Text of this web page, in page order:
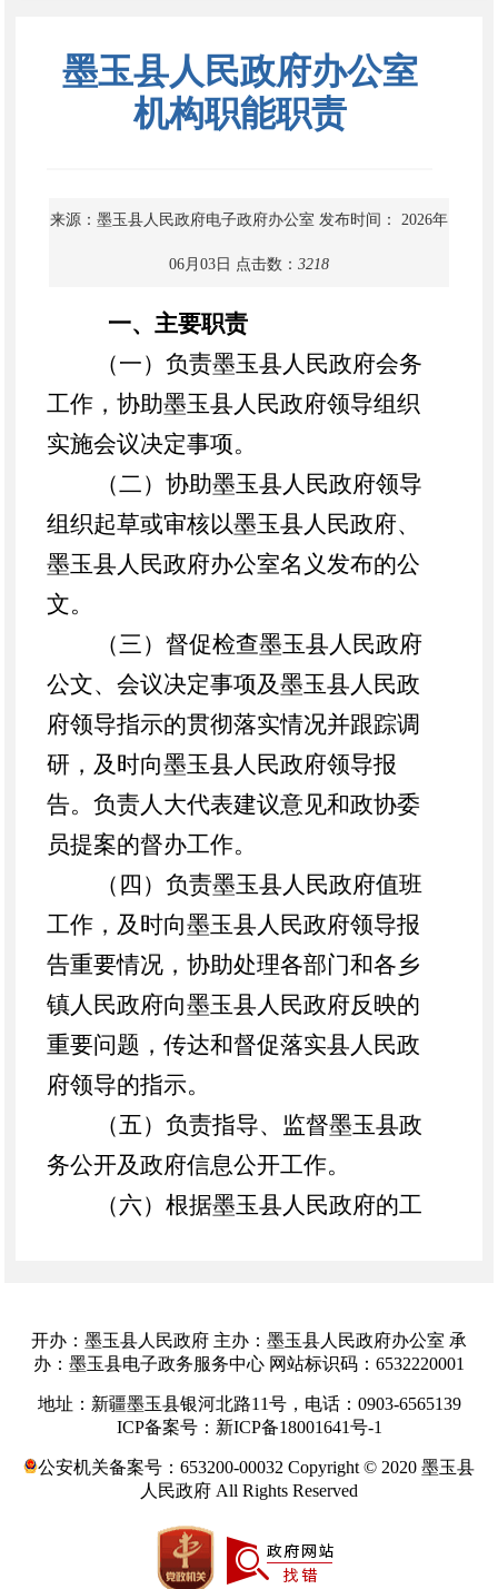
墨玉县人民政府办公室
机构职能职责
来源：墨玉县人民政府电子政府办公室 发布时间： 2026年
06月03日 点击数： 3218
一、主要职责
（一）负责墨玉县人民政府会务
工作，协助墨玉县人民政府领导组织
实施会议决定事项。
（二）协助墨玉县人民政府领导
组织起草或审核以墨玉县人民政府、
墨玉县人民政府办公室名义发布的公
文。
（三）督促检查墨玉县人民政府
公文、会议决定事项及墨玉县人民政
府领导指示的贯彻落实情况并跟踪调
研，及时向墨玉县人民政府领导报
告。负责人大代表建议意见和政协委
员提案的督办工作。
（四）负责墨玉县人民政府值班
工作，及时向墨玉县人民政府领导报
告重要情况，协助处理各部门和各乡
镇人民政府向墨玉县人民政府反映的
重要问题，传达和督促落实县人民政
府领导的指示。
（五）负责指导、监督墨玉县政
务公开及政府信息公开工作。
（六）根据墨玉县人民政府的工
提出建议。
（七）负责推进、指导、协调墨
玉县政府系统电子政务工作。
（八）负责墨玉县人民政府驻外
办事机构的管理。
（九）承办墨玉县人民政府及上
级业务主管部门交办的其他事项。
开办：墨玉县人民政府 主办：墨玉县人民政府办公室 承
办：墨玉县电子政务服务中心 网站标识码：6532220001
地址：新疆墨玉县银河北路11号，电话：0903-6565139
ICP备案号：新ICP备18001641号-1
公安机关备案号：653200-00032 Copyright © 2020 墨玉县
人民政府 All Rights Reserved